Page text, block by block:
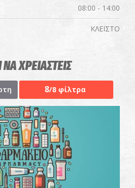
08:00 - 14:00
ΚΛΕΙΣΤΟ
ΧΡΕΙΑΣΤΕΙΣ
8/8 φίλτρα